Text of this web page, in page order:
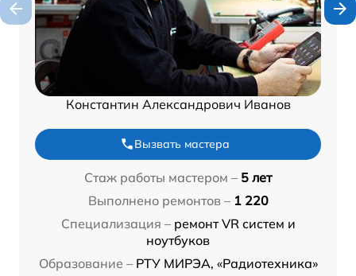
Константин Александрович Иванов
Вызвать мастера
Стаж работы мастером – 5 лет
Выполнено ремонтов – 1 220
Специализация – ремонт VR систем и
ноутбуков
Образование – РТУ МИРЭА, «Радиотехника»